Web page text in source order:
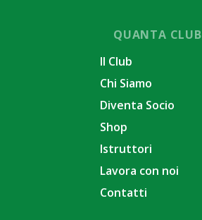
QUANTA CLUB
Il Club
Chi Siamo
Diventa Socio
Shop
Istruttori
Lavora con noi
Contatti